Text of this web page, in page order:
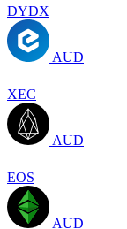
DYDX
AUD
XEC
AUD
EOS
AUD